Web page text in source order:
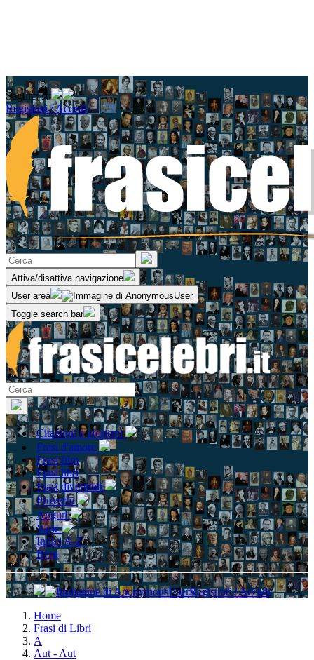
Seguici su
Registrati / Accedi
Attiva/disattiva navigazione
User area
Toggle search bar
Citazioni e aforismi
Frasi d'amore
Frasi film
Frasi libri
Frasi divertenti
Proverbi
Auguri
Varie
Indici A-Z
Blog
Registrati / Accedi
Home
Frasi di Libri
A
Aut - Aut